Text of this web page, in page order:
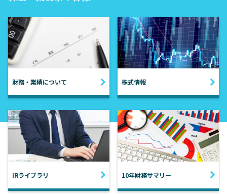
財務・業績について 株式情報
IRライブラリ 10年財務サマリー